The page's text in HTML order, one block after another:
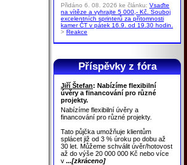
Přidáno 6. 08. 2026 ke článku: Vsaďte
na vítěze a vyhrajte 5 000,- Kč. Souboj
excelentních sprinterů za přítomnosti
kamer ČT v pátek 16.9. od 19.30 hodin.
> Reakce
Příspěvky z fóra
Jiří Štefan: Nabízíme flexibilní
úvěry a financování pro různé
projekty.
Nabízíme flexibilní úvěry a
financování pro různé projekty.
Tato půjčka umožňuje klientům
splácet již od 3 % úroku po dobu až
30 let. Můžeme schválit úvěr/hotovost
až do výše 20 000 000 Kč nebo více
v ...[zkráceno]